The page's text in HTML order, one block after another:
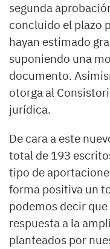
segunda
concluido el plazo
hayan estimado
suponiendo una
documento.
otorga al
jurídica.
De cara a este
total de 193
tipo de
forma positiva un
podemos decir
respuesta a la
planteados por